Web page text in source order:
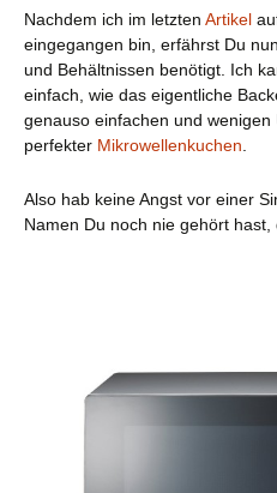
Nachdem ich im letzten Artikel
eingegangen bin, erfährst Du
und Behältnissen benötigt. Ich
einfach, wie das eigentliche
genauso einfachen und
perfekter Mikrowellenkuchen
Also hab keine Angst vor einer
Namen Du noch nie gehört hast,